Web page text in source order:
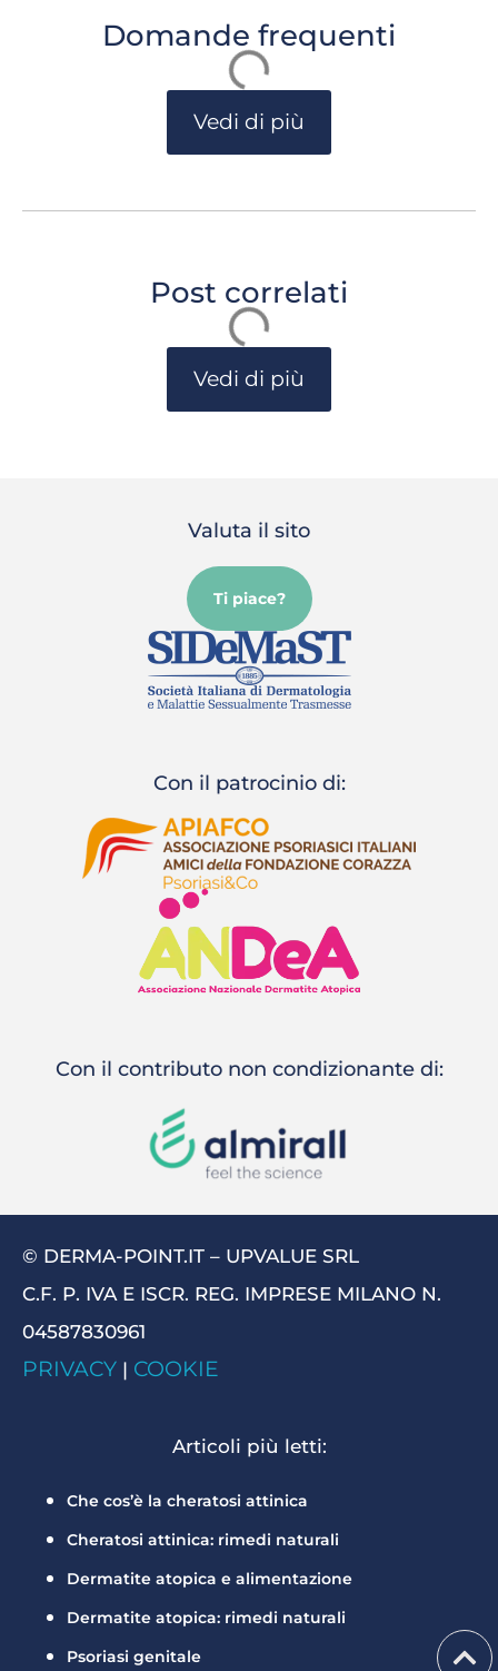
Domande frequenti
Vedi di più
Post correlati
Vedi di più
Valuta il sito
Ti piace?
Con il patrocinio di:
Con il contributo non condizionante di:
© DERMA-POINT.IT – UPVALUE SRL
C.F. P. IVA E ISCR. REG. IMPRESE MILANO N.
04587830961
PRIVACY | COOKIE
Articoli più letti:
Che cos’è la cheratosi attinica
Cheratosi attinica: rimedi naturali
Dermatite atopica e alimentazione
Dermatite atopica: rimedi naturali
Psoriasi genitale